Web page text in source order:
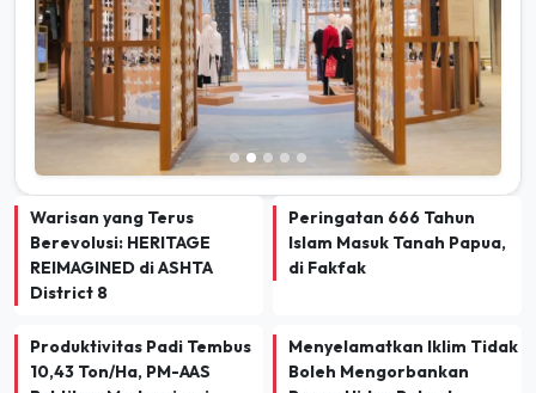
Warisan yang Terus
Berevolusi: HERITAGE
REIMAGINED di ASHTA
District 8
Peringatan 666 Tahun
Islam Masuk Tanah Papua,
di Fakfak
Produktivitas Padi Tembus
Buktikan Modernisasi
Pertanian Tingkatkan Hasil
Ruang Hidup Rakyat